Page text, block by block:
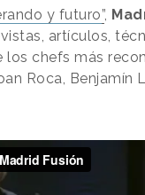
y futuro”,
artículos,
los chefs más
Roca, Benjamín